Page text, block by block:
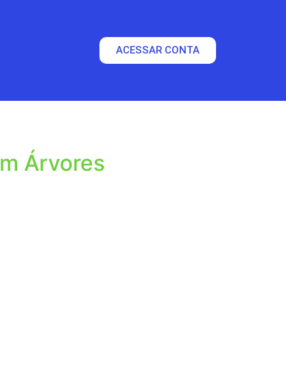
ACESSAR CONTA
Árvores